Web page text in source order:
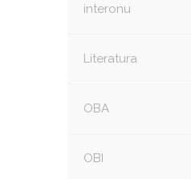
interonu
Literatura
OBA
OBI